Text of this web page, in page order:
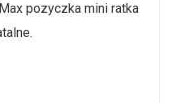
pozyczka mini ratka